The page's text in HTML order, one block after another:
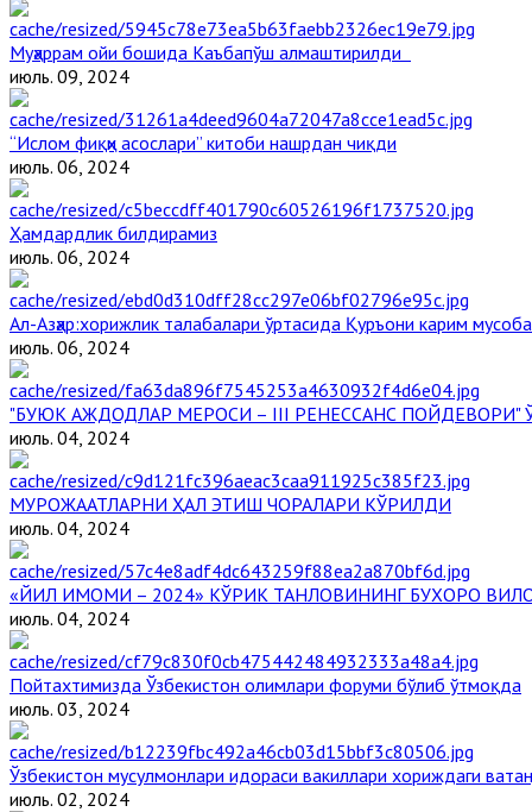
Муҳаррам ойи бошида Каъбапўш алмаштирилди
июль. 09, 2024
“Ислом фиқҳи асослари” китоби нашрдан чиқди
июль. 06, 2024
Ҳамдардлик билдирамиз
июль. 06, 2024
Aл-Aзҳар:хорижлик талабалари ўртасида Қуръони карим
июль. 06, 2024
"БУЮК АЖДОДЛАР МЕРОСИ – III РЕНЕССАНС
июль. 04, 2024
МУРОЖААТЛАРНИ ҲАЛ ЭТИШ ЧОРАЛАРИ КЎРИЛДИ
июль. 04, 2024
«ЙИЛ ИМОМИ – 2024» КЎРИК ТАНЛОВИНИНГ БУХОРО
июль. 04, 2024
Пойтахтимизда Ўзбекистон олимлари форуми бўлиб ўтмоқда
июль. 03, 2024
Ўзбекистон мусулмонлари идораси вакиллари хориждаги
июль. 02, 2024